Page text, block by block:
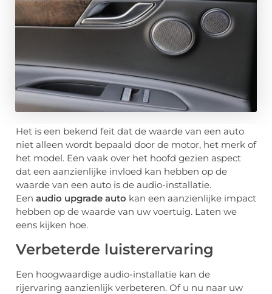
Het is een bekend feit dat de waarde van een auto
niet alleen wordt bepaald door de motor, het merk of
het model. Een vaak over het hoofd gezien aspect
dat een aanzienlijke invloed kan hebben op de
waarde van een auto is de audio-installatie.
Een audio upgrade auto kan een aanzienlijke impact
hebben op de waarde van uw voertuig. Laten we
eens kijken hoe.
Verbeterde luisterervaring
Een hoogwaardige audio-installatie kan de
rijervaring aanzienlijk verbeteren. Of u nu naar uw